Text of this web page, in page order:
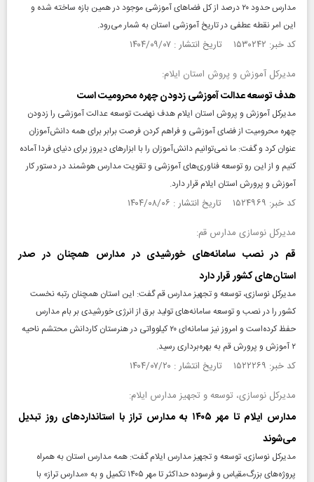
مدارس حدود ۲۰ درصد از کل فضاهای آموزشی موجود در همین بازه ساخته شده و
این امر نقطه عطفی در تاریخ آموزشی استان به شمار می‌رود.
کد خبر: ۱۵۳۰۲۴۲ تاریخ انتشار : ۱۴۰۴/۰۹/۰۷
مدیرکل آموزش و پروش استان ایلام:
هدف توسعه عدالت آموزشی زدودن چهره محرومیت است
مدیرکل آموزش و پروش استان ایلام هدف نهضت توسعه عدالت آموزشی را زدودن
چهره محرومیت از فضای آموزشی و فراهم کردن فرصت برابر برای همه دانش‌آموزان
عنوان کرد و گفت: ما نمی‌توانیم دانش‌آموزان را با ابزارهای دیروز برای دنیای فردا آماده
کنیم و از این رو توسعه فناوری‌های آموزشی و تقویت مدارس هوشمند در دستور کار
آموزش و پرورش استان ایلام قرار دارد.
کد خبر: ۱۵۲۴۹۶۹ تاریخ انتشار : ۱۴۰۴/۰۸/۰۶
مدیرکل نوسازی مدارس قم:
قم در نصب سامانه‌های خورشیدی در مدارس همچنان در صدر
استان‌های کشور قرار دارد
مدیرکل نوسازی، توسعه و تجهیز مدارس قم گفت: این استان همچنان رتبه نخست
کشور را در نصب و توسعه سامانه‌های تولید برق از انرژی خورشیدی بر بام مدارس
حفظ کرده‌است و امروز نیز سامانه‌ای ۲۰ کیلوواتی در هنرستان کاردانش محتشم ناحیه
۲ آموزش و پرورش قم به بهره‌برداری رسید.
کد خبر: ۱۵۲۲۲۶۹ تاریخ انتشار : ۱۴۰۴/۰۷/۲۰
مدیرکل نوسازی، توسعه و تجهیز مدارس ایلام:
مدارس ایلام تا مهر ۱۴۰۵ به مدارس تراز با استانداردهای روز تبدیل
می‌شوند
مدیرکل نوسازی، توسعه و تجهیز مدارس ایلام گفت: همه مدارس استان به همراه
پروژه‌های بزرگ‌مقیاس و فرسوده حداکثر تا مهر ۱۴۰۵ تکمیل و به «مدارس تراز» با